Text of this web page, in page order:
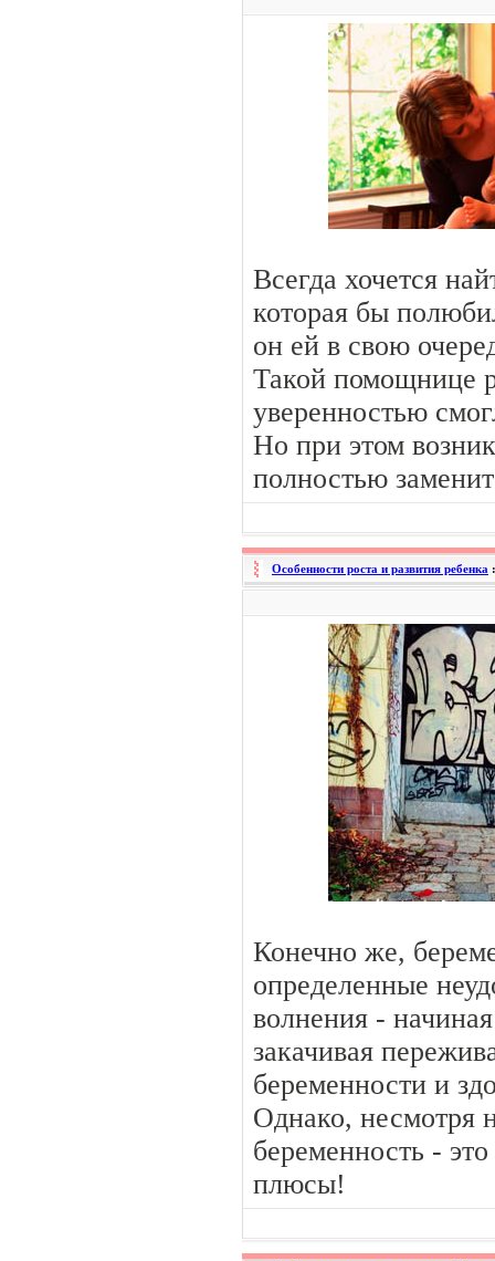
Всегда хочется
которая бы
он ей в свою
Такой помощнице
уверенностью
Но при этом
полностью
Особенности роста и развития ребенка
Конечно же,
определенные
волнения -
закачивая
беременности и
Однако, несмотря
беременность -
плюсы!